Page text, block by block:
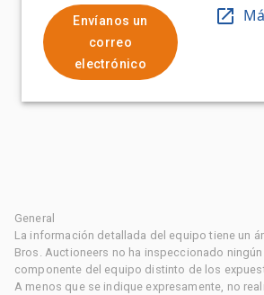
Envíanos un
correo
electrónico
General
La información detallada del equipo tiene un
Bros. Auctioneers no ha inspeccionado
componente del equipo distinto de los
A menos que se indique expresamente, no